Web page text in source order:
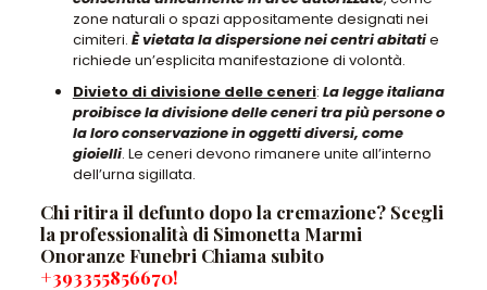
zone naturali o spazi appositamente designati nei
cimiteri. È vietata la dispersione nei centri abitatie
richiede un’esplicita manifestazione di volontà.
Divieto di divisione delle ceneri: La legge italiana
proibisce la divisione delle ceneri tra più persone o
la loro conservazione in oggetti diversi, come
gioielli. Le ceneri devono rimanere unite all’interno
dell’urna sigillata.
Chi ritira il defunto dopo la cremazione? Scegli
la professionalità di Simonetta Marmi
Onoranze Funebri Chiama subito
+393355856670!